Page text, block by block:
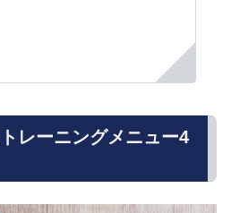
レーニングメニュー4